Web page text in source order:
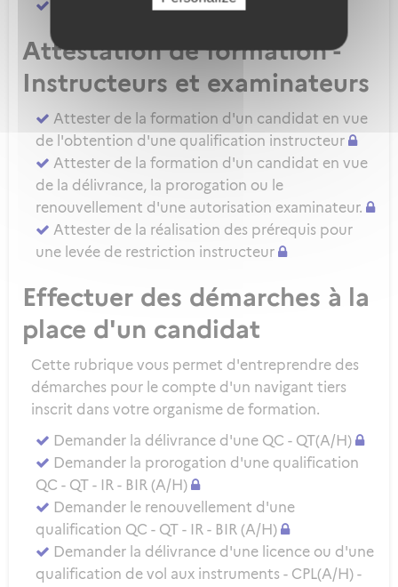
Attester d'une évaluation de niveau IRSE
Attestation de formation -
Instructeurs et examinateurs
Attester de la formation d'un candidat en vue
de l'obtention d'une qualification instructeur
Attester de la formation d'un candidat en vue
de la délivrance, la prorogation ou le
renouvellement d'une autorisation examinateur.
Attester de la réalisation des prérequis pour
une levée de restriction instructeur
Effectuer des démarches à la
place d'un candidat
Cette rubrique vous permet d'entreprendre des
démarches pour le compte d'un navigant tiers
inscrit dans votre organisme de formation.
Demander la délivrance d'une QC - QT(A/H)
Demander la prorogation d'une qualification
QC - QT - IR - BIR (A/H)
Demander le renouvellement d'une
qualification QC - QT - IR - BIR (A/H)
Demander la délivrance d'une licence ou d'une
qualification de vol aux instruments - CPL(A/H) -